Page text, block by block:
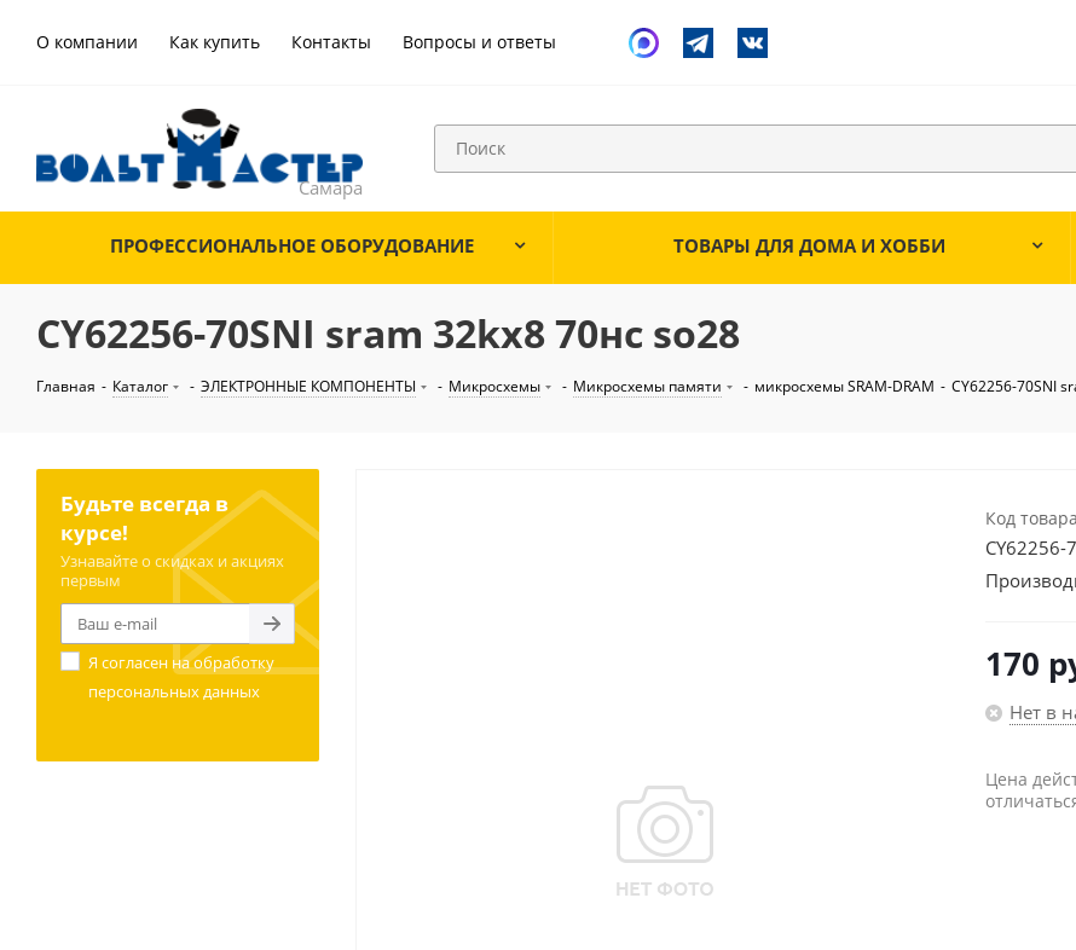
О компании Как купить Контакты Вопросы и ответы
ПРОФЕССИОНАЛЬНОЕ ОБОРУДОВАНИЕ ТОВАРЫ ДЛЯ ДОМА И ХОББИ
CY62256-70SNI sram 32kx8 70нс so28
Главная - Каталог - ЭЛЕКТРОННЫЕ КОМПОНЕНТЫ - Микросхемы - Микросхемы памяти - микросхемы SRAM-DRAM - CY62256-70SNI
Код товара
170
Нет в
Цена
Будьте всегда в
курсе!
Узнавайте о скидках и акциях
первым
Я согласен наобработку
персональных данных